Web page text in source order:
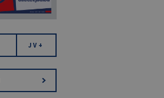
JV+